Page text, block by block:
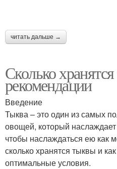
читать дальше →
Сколько
рекомендации
Введение
Тыква – это один из самых
овощей, который
чтобы наслаждаться ею как
сколько хранятся тыквы и
оптимальные условия.